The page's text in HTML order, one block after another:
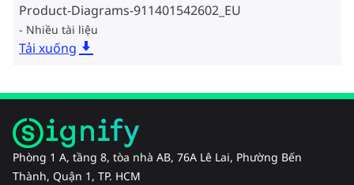
Product-Diagrams-911401542602_EU
Nhiều tài liệu
Tải xuống
Phòng 1 A, tầng 8, tòa nhà AB, 76A Lê Lai, Phường Bến
Thành, Quận 1, TP. HCM